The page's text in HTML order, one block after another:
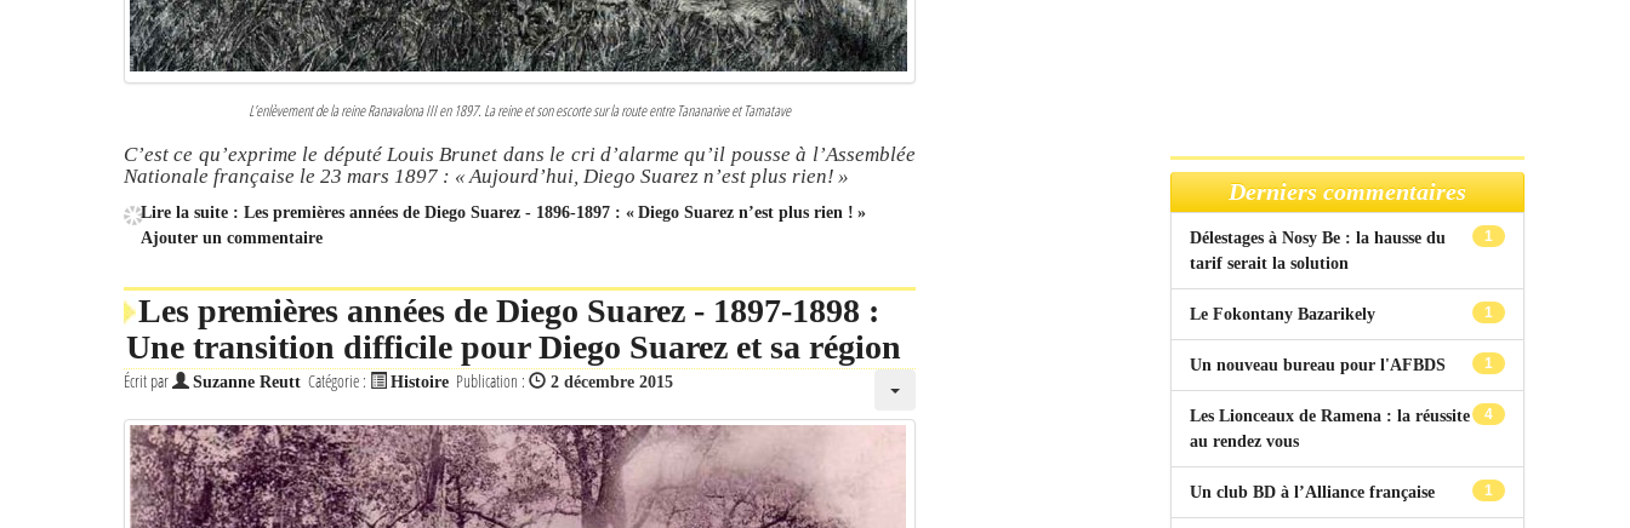
L’enlèvement de la reine Ranavalona III en 1897. La reine et son escorte sur la route entre Tananarive et Tamatave
C’est ce qu’exprime le député Louis Brunet dans le cri d’alarme qu’il pousse à l’Assemblée
Nationale française le 23 mars 1897 : « Aujourd’hui, Diego Suarez n’est plus rien! »
Lire la suite : Les premières années de Diego Suarez - 1896-1897 : « Diego Suarez n’est plus rien ! »
Ajouter un commentaire
Les premières années de Diego Suarez - 1897-1898 :
Une transition difficile pour Diego Suarez et sa région
Écrit par Suzanne Reutt Catégorie : Histoire Publication : 2 décembre 2015
Derniers commentaires
1
Délestages à Nosy Be : la hausse du
tarif serait la solution
1
Le Fokontany Bazarikely
1
Un nouveau bureau pour l'AFBDS
4
Les Lionceaux de Ramena : la réussite
au rendez vous
1
Un club BD à l’Alliance française